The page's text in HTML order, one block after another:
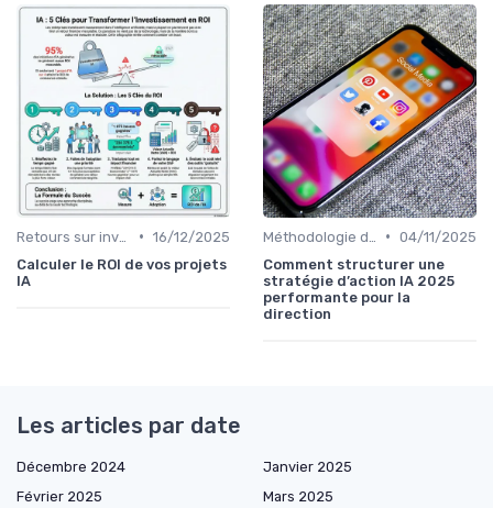
• 16/12/2025
Calculer le ROI de vos projets
IA
• 04/11/2025
Comment structurer une
stratégie d’action IA 2025
performante pour la
direction
Les articles par date
Décembre 2024
Janvier 2025
Février 2025
Mars 2025